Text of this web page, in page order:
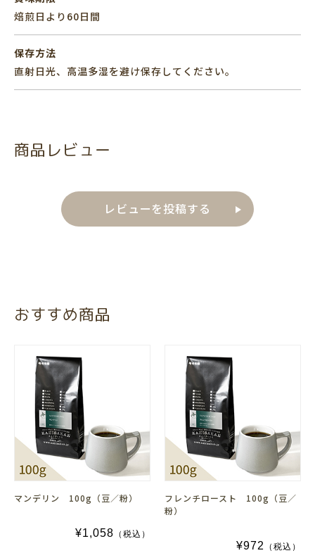
焙煎日より60日間
保存方法
直射日光、高温多湿を避け保存してください。
商品レビュー
レビューを投稿する
おすすめ商品
マンデリン 100g（豆／粉）
¥1,058 （税込）
フレンチロースト 100g（豆／
粉）
¥972 （税込）